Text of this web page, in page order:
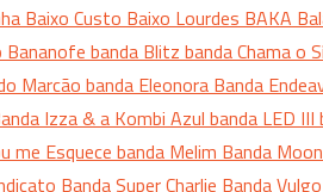
Baixo Custo Baixo Lourdes BAKA
Bananofe banda Blitz banda Chama o
Marcão banda Eleonora Banda
Izza & a Kombi Azul banda LED III
me Esquece banda Melim Banda
Banda Super Charlie Banda Vulgo